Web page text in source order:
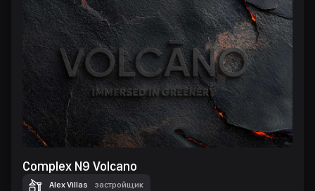
Complex N9 Volcano
Alex Villas застройщик